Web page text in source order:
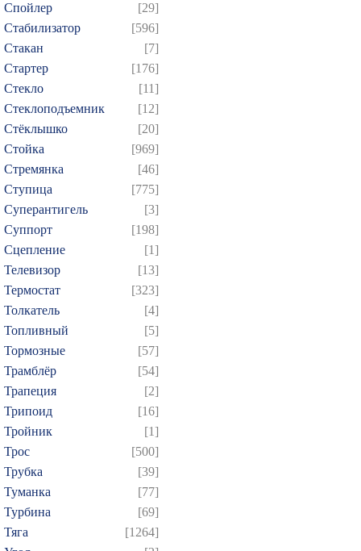
Спойлер
[29]
Стабилизатор
[596]
Стакан
[7]
Стартер
[176]
Стекло
[11]
Стеклоподъемник
[12]
Стёклышко
[20]
Стойка
[969]
Стремянка
[46]
Ступица
[775]
Суперантигель
[3]
Суппорт
[198]
Сцепление
[1]
Телевизор
[13]
Термостат
[323]
Толкатель
[4]
Топливный
[5]
Тормозные
[57]
Трамблёр
[54]
Трапеция
[2]
Трипоид
[16]
Тройник
[1]
Трос
[500]
Трубка
[39]
Туманка
[77]
Турбина
[69]
Тяга
[1264]